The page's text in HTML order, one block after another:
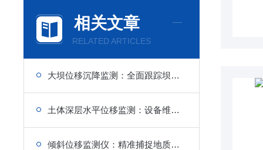
相关文章
RELATED ARTICLES
大坝位移沉降监测：全面跟踪坝体形变，保障大坝安全运行
土体深层水平位移监测：设备维护要点，数据连续性保障
倾斜位移监测仪：精准捕捉地质微变动